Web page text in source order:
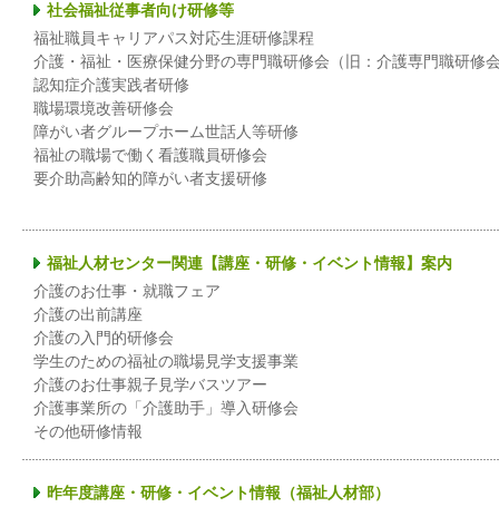
社会福祉従事者向け研修等
福祉職員キャリアパス対応生涯研修課程
介護・福祉・医療保健分野の専門職研修会（旧：介護専門職研修
認知症介護実践者研修
職場環境改善研修会
障がい者グループホーム世話人等研修
福祉の職場で働く看護職員研修会
要介助高齢知的障がい者支援研修
福祉人材センター関連【講座・研修・イベント情報】案内
介護のお仕事・就職フェア
介護の出前講座
介護の入門的研修会
学生のための福祉の職場見学支援事業
介護のお仕事親子見学バスツアー
介護事業所の「介護助手」導入研修会
その他研修情報
昨年度講座・研修・イベント情報（福祉人材部）